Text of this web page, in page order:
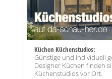
Küchen Küchenstudios:
Günstige und individuell
Designer Küchen finden
Küchenstudios vor Ort.